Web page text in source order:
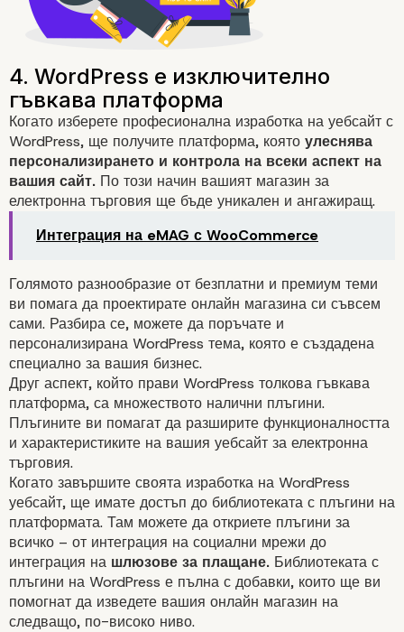
Когато изберете професионална изработка на уебсайт с
WordPress, ще получите платформа, която улеснява
персонализирането и контрола на всеки аспект на
вашия сайт. По този начин вашият магазин за
електронна търговия ще бъде уникален и ангажиращ.
Интеграция на eMAG с WooCommerce
Голямото разнообразие от безплатни и премиум теми
ви помага да проектирате онлайн магазина си съвсем
сами. Разбира се, можете да поръчате и
персонализирана WordPress тема, която е създадена
специално за вашия бизнес.
Друг аспект, който прави WordPress толкова гъвкава
платформа, са множеството налични плъгини.
Плъгините ви помагат да разширите функционалността
и характеристиките на вашия уебсайт за електронна
търговия.
Когато завършите своята изработка на WordPress
уебсайт, ще имате достъп до библиотеката с плъгини на
платформата. Там можете да откриете плъгини за
всичко – от интеграция на социални мрежи до
интеграция на шлюзове за плащане. Библиотеката с
плъгини на WordPress е пълна с добавки, които ще ви
помогнат да изведете вашия онлайн магазин на
следващо, по-високо ниво.